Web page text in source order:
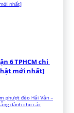
6 TPHCM chi
mới nhất]